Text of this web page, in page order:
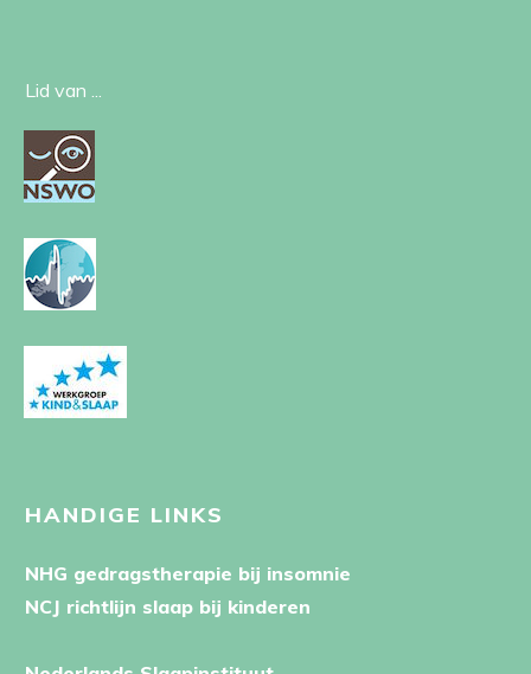
Lid van ...
HANDIGE LINKS
NHG gedragstherapie bij insomnie
NCJ richtlijn slaap bij kinderen